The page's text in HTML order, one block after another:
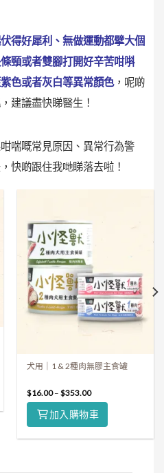
得好犀利、無做運動都擘大個
頸或者雙腳打開好辛苦咁唞
色或者灰白等異常顏色，呢啲
建議盡快睇醫生！
喘嘅常見原因、異常行為警
快啲跟住我哋睇落去啦！
犬用｜1 & 2種肉無膠主食罐
$16.00–$353.00
加入購物車